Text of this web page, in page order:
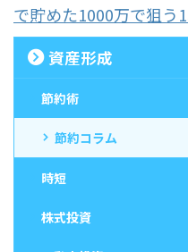
で貯めた1000万で狙う
資産形成
節約術
節約コラム
時短
株式投資